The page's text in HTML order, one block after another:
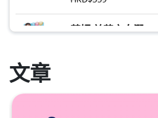
草姬 益菌之白潤
文章